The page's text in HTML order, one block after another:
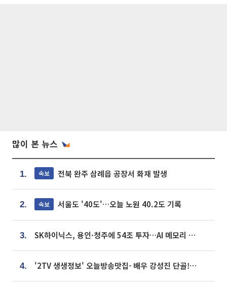
많이 본 뉴스
1. 속보 전북 완주 삼례읍 공장서 화재 발생
2. 속보 서울도 '40도'…오늘 노원 40.2도 기록
3. SK하이닉스, 용인·청주에 54조 투자…AI 메모리 생산기지 키운다
4. '2TV 생생정보' 오늘방송맛집- 배우 강성진 단골! 쌀국수ㆍ푸팟퐁 커리 맛집 '블○○○'